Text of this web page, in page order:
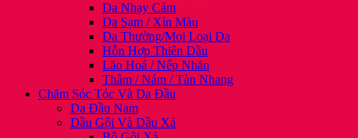
Da Nhạy Cảm
Da Sạm / Xỉn Màu
Da Thường/Mọi Loại Da
Hỗn Hợp Thiên Dầu
Lão Hoá / Nếp Nhăn
Thâm / Nám / Tàn Nhang
Chăm Sóc Tóc Và Da Đầu
Da Đầu Nam
Dầu Gội Và Dầu Xả